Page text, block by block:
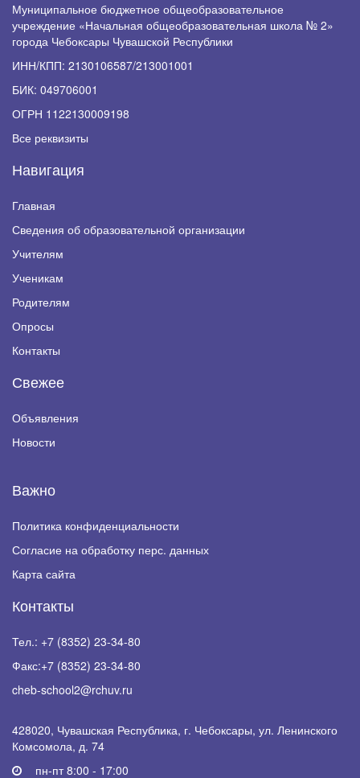
Муниципальное бюджетное общеобразовательное
учреждение «Начальная общеобразовательная школа № 2»
города Чебоксары Чувашской Республики
ИНН/КПП: 2130106587/213001001
БИК: 049706001
ОГРН 1122130009198
Все реквизиты
Навигация
Главная
Сведения об образовательной организации
Учителям
Ученикам
Родителям
Опросы
Контакты
Свежее
Объявления
Новости
Важно
Политика конфиденциальности
Согласие на обработку перс. данных
Карта сайта
Контакты
Тел.: +7 (8352) 23-34-80
Факс:+7 (8352) 23-34-80
cheb-school2@rchuv.ru
428020, Чувашская Республика, г. Чебоксары, ул. Ленинского
Комсомола, д. 74
пн-пт 8:00 - 17:00